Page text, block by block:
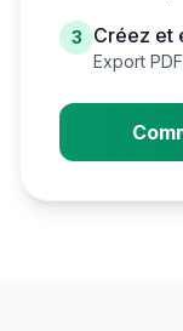
3 Créez et
Export